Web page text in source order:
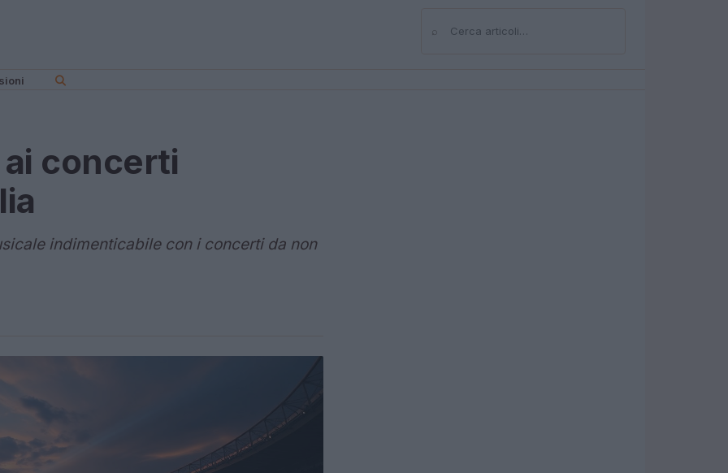
⌕Cerca
concerti
indimenticabile con i concerti da non